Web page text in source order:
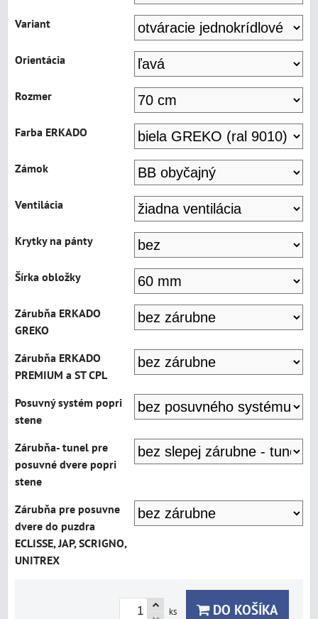
Variant
Orientácia
Rozmer
Farba ERKADO
Zámok
Ventilácia
Krytky na pánty
Šírka obložky
Zárubňa ERKADO
GREKO
Zárubňa ERKADO
PREMIUM a ST CPL
Posuvný systém popri
stene
Zárubňa- tunel pre
posuvné dvere popri
stene
Zárubňa pre posuvne
dvere do puzdra
ECLISSE, JAP, SCRIGNO,
UNITREX
ks DO KOŠÍKA